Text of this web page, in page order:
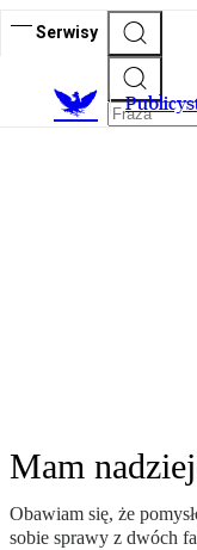
Serwisy
Mam
Obawiam się, że
sobie sprawy z dwóch